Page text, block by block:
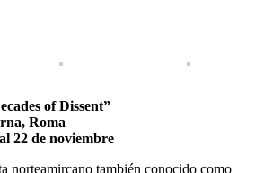
of Dissent”
Roma
22 de noviembre
norteamircano también conocido como